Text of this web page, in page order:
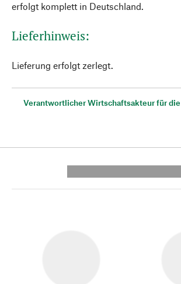
erfolgt komplett in Deutschland.
Lieferhinweis:
Lieferung erfolgt zerlegt.
Verantwortlicher Wirtschaftsakteur für die